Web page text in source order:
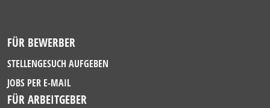
FÜR BEWERBER
STELLENGESUCH AUFGEBEN
JOBS PER E-MAIL
FÜR ARBEITGEBER